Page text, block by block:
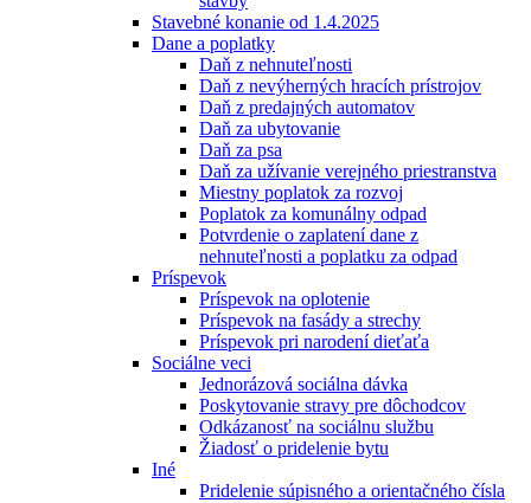
Stavebné konanie od 1.4.2025
Dane a poplatky
Daň z nehnuteľnosti
Daň z nevýherných hracích prístrojov
Daň z predajných automatov
Daň za ubytovanie
Daň za psa
Daň za užívanie verejného priestranstva
Miestny poplatok za rozvoj
Poplatok za komunálny odpad
Potvrdenie o zaplatení dane z
nehnuteľnosti a poplatku za odpad
Príspevok
Príspevok na oplotenie
Príspevok na fasády a strechy
Príspevok pri narodení dieťaťa
Sociálne veci
Jednorázová sociálna dávka
Poskytovanie stravy pre dôchodcov
Odkázanosť na sociálnu službu
Žiadosť o pridelenie bytu
Iné
Pridelenie súpisného a orientačného čísla